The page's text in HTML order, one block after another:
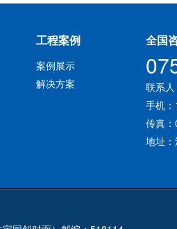
工程案例
案例展示
解决方案
全国
联系
手机
传真
地址